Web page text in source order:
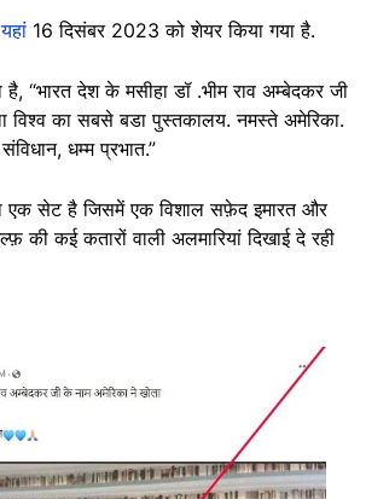
यहां 16 दिसंबर 2023 को शेयर किया गया है.
“भारत देश के मसीहा डॉ .भीम राव अम्बेदकर जी
विश्व का सबसे बडा पुस्तकालय. नमस्ते अमेरिका.
धम्म प्रभात.”
एक सेट है जिसमें एक विशाल सफ़ेद इमारत और
की कई कतारों वाली अलमारियां दिखाई दे रही